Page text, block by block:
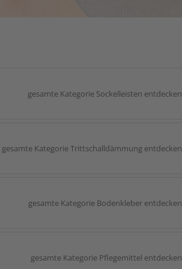
gesamte Kategorie Sockelleisten entdecken
gesamte Kategorie Trittschalldämmung entdecken
gesamte Kategorie Bodenkleber entdecken
gesamte Kategorie Pflegemittel entdecken